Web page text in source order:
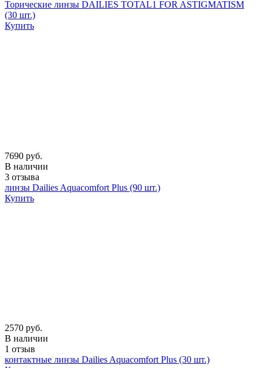
Торические линзы DAILIES TOTAL1 FOR ASTIGMATISM
(30 шт.)
Купить
7690 руб.
В наличии
3 отзыва
линзы Dailies Aquacomfort Plus (90 шт.)
Купить
2570 руб.
В наличии
1 отзыв
контактные линзы Dailies Aquacomfort Plus (30 шт.)